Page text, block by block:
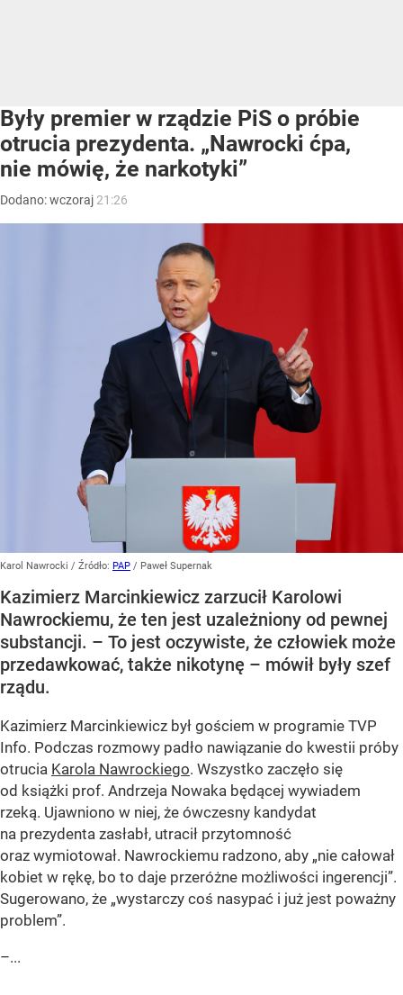
Były premier w rządzie PiS o próbie
otrucia prezydenta. „Nawrocki ćpa,
nie mówię, że narkotyki”
Dodano:wczoraj 21:26
Karol Nawrocki / Źródło: PAP / Paweł Supernak
Kazimierz Marcinkiewicz zarzucił Karolowi
Nawrockiemu, że ten jest uzależniony od pewnej
substancji. – To jest oczywiste, że człowiek może
przedawkować, także nikotynę – mówił były szef
rządu.
Kazimierz Marcinkiewicz był gościem w programie TVP
Info. Podczas rozmowy padło nawiązanie do kwestii próby
otrucia Karola Nawrockiego. Wszystko zaczęło się
od książki prof. Andrzeja Nowaka będącej wywiadem
rzeką. Ujawniono w niej, że ówczesny kandydat
na prezydenta zasłabł, utracił przytomność
oraz wymiotował. Nawrockiemu radzono, aby „nie całował
kobiet w rękę, bo to daje przeróżne możliwości ingerencji”.
Sugerowano, że „wystarczy coś nasypać i już jest poważny
problem”.
–...